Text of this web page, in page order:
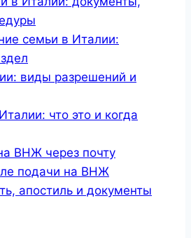
семьи в Италии:
виды разрешений и
что это и когда
ВНЖ через почту
подачи на ВНЖ
апостиль и документы